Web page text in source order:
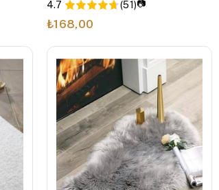
Makine Halısı
4.7 (51)📷
₺168,00